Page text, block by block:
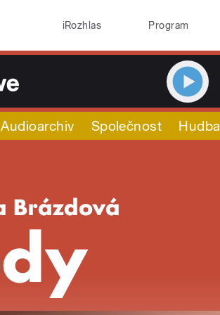
iRozhlas Program
Audioarchiv Společnost Hudba